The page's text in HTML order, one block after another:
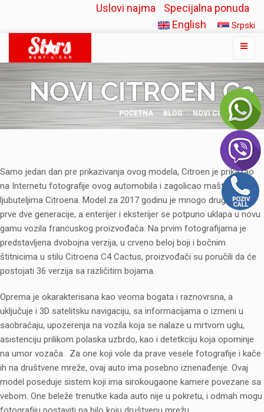
Uslovi najma
Specijalna ponuda
English
Srpski
NOVI CITROEN C3
POČETNA BLOG NOVI CITROEN C3
Samo jedan dan pre prikazivanja ovog modela, Citroen je prikazao
na Internetu fotografije ovog automobila i zagolicao maštu
ljubuteljima Citroena. Model za 2017 godinu je mnogo drugačiji od
prve dve generacije, a enterijer i eksterijer se potpuno uklapa u novu
gamu vozila francuskog proizvođača. Na prvim fotografijama je
predstavljena dvobojna verzija, u crveno beloj boji i bočnim
štitnicima u stilu Citroena C4 Cactus, proizvođači su poručili da će
postojati 36 verzija sa različitim bojama.
Oprema je okarakterisana kao veoma bogata i raznovrsna, a
uključuje i 3D satelitsku navigaciju, sa informacijama o izmeni u
saobraćaju, upozerenja na vozila koja se nalaze u mrtvom uglu,
asistenciju prilikom polaska uzbrdo, kao i detetkciju koja opominje
na umor vozača. Za one koji vole da prave vesele fotografije i kače
ih na društvene mreže, ovaj auto ima posebno iznenađenje. Ovaj
model poseduje sistem koji ima sirokougaone kamere povezane sa
vebom. One beleže trenutke kada auto nije u pokretu, i odmah mogu